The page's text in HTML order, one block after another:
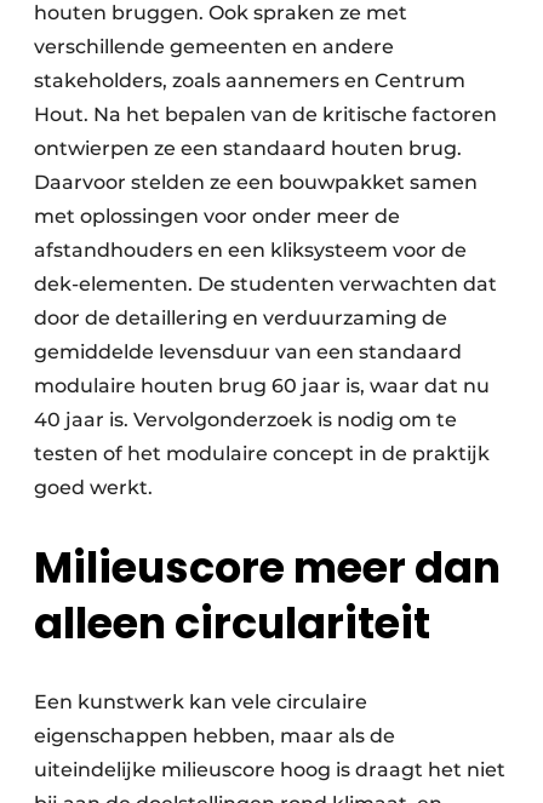
houten bruggen. Ook spraken ze met
verschillende gemeenten en andere
stakeholders, zoals aannemers en Centrum
Hout. Na het bepalen van de kritische factoren
ontwierpen ze een standaard houten brug.
Daarvoor stelden ze een bouwpakket samen
met oplossingen voor onder meer de
afstandhouders en een kliksysteem voor de
dek-elementen. De studenten verwachten dat
door de detaillering en verduurzaming de
gemiddelde levensduur van een standaard
modulaire houten brug 60 jaar is, waar dat nu
40 jaar is. Vervolgonderzoek is nodig om te
testen of het modulaire concept in de praktijk
goed werkt.
Milieuscore meer dan
alleen circulariteit
Een kunstwerk kan vele circulaire
eigenschappen hebben, maar als de
uiteindelijke milieuscore hoog is draagt het niet